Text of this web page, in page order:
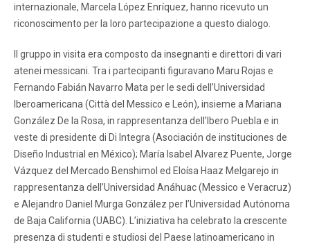
internazionale, Marcela López Enríquez, hanno ricevuto un
riconoscimento per la loro partecipazione a questo dialogo.
Il gruppo in visita era composto da insegnanti e direttori di vari
atenei messicani. Tra i partecipanti figuravano Maru Rojas e
Fernando Fabián Navarro Mata per le sedi dell’Universidad
Iberoamericana (Città del Messico e León), insieme a Mariana
González De la Rosa, in rappresentanza dell’Ibero Puebla e in
veste di presidente di Di Integra (Asociación de instituciones de
Diseño Industrial en México); María Isabel Alvarez Puente, Jorge
Vázquez del Mercado Benshimol ed Eloísa Haaz Melgarejo in
rappresentanza dell’Universidad Anáhuac (Messico e Veracruz)
e Alejandro Daniel Murga González per l’Universidad Autónoma
de Baja California (UABC). L’iniziativa ha celebrato la crescente
presenza di studenti e studiosi del Paese latinoamericano in